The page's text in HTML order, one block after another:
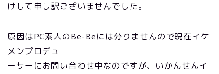
けして申し訳ございませんでした。
原因はPC素人のBe-Beには分りませんので現在イケ
メンプロデュ
ーサーにお問い合わせ中なのですが、いかんせんイ